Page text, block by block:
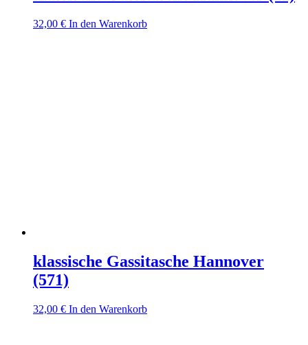
32,00 € In den Warenkorb
klassische Gassitasche Hannover
(571)
32,00 € In den Warenkorb